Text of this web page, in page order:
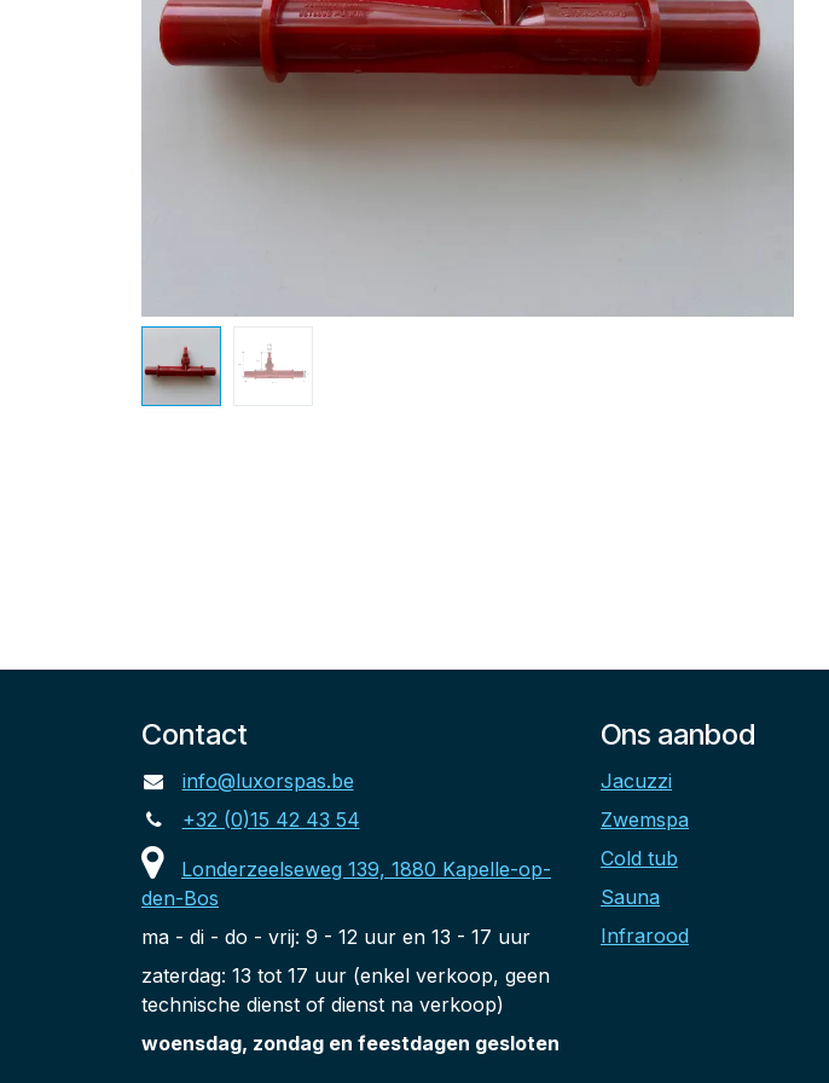
Contact
info@luxorspas.be
+32 (0)15 42 43 54
Londerzeelseweg 139, 1880 Kapelle-op-
den-Bos
ma - di - do - vrij: 9 - 12 uur en 13 - 17 uur
zaterdag: 13 tot 17 uur (enkel verkoop, geen
technische dienst of dienst na verkoop)
woensdag, zondag en feestdagen gesloten
Ons aanbod
Jacuzzi
Zwemspa
Cold tub
Sauna
Infrarood